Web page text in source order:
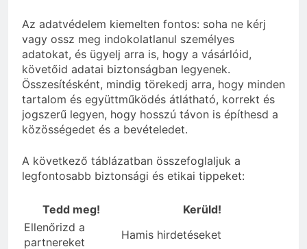
Az adatvédelem kiemelten fontos: soha ne kérj
vagy ossz meg indokolatlanul személyes
adatokat, és ügyelj arra is, hogy a vásárlóid,
követőid adatai biztonságban legyenek.
Összesítésként, mindig törekedj arra, hogy minden
tartalom és együttműködés átlátható, korrekt és
jogszerű legyen, hogy hosszú távon is építhesd a
közösségedet és a bevételedet.
A következő táblázatban összefoglaljuk a
legfontosabb biztonsági és etikai tippeket:
Tedd meg!
Kerüld!
Ellenőrizd a
partnereket
Hamis hirdetéseket